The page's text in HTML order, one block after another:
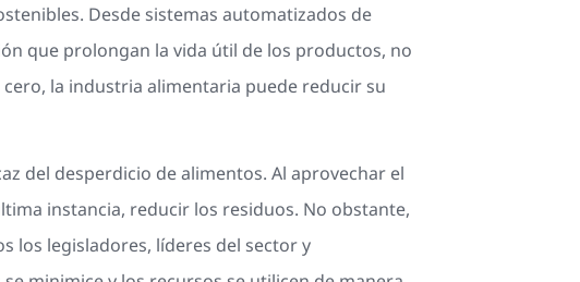
Desde sistemas automatizados de
que prolongan la vida útil de los productos, no
la industria alimentaria puede reducir su
del desperdicio de alimentos. Al aprovechar el
instancia, reducir los residuos. No obstante,
los legisladores, líderes del sector y